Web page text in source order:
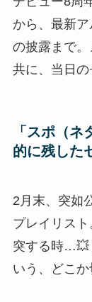
から、最新ア
の披露まで
共に、当日の
「スポ（
的に残した
2月末、突如
プレイリス
突する時…💥
いう、どこか